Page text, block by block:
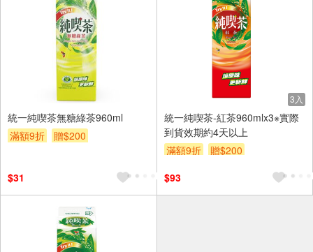
統一純喫茶無糖綠茶960ml
滿額9折
贈$200
$31
3入
統一純喫茶-紅茶960mlx3※實際
到貨效期約4天以上
滿額9折
贈$200
$93